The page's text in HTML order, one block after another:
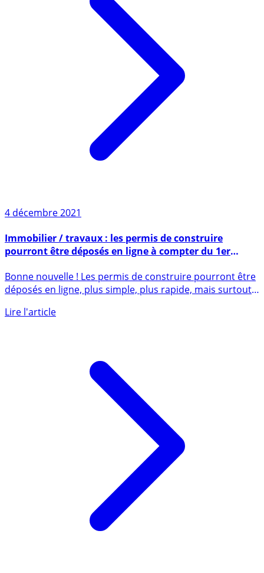
Immobilier / travaux : les permis de construire
janvier 2022
Bonne nouvelle ! Les permis de construire pourront être
déposés en ligne, plus simple, plus rapide, mais surtout
moins (...)